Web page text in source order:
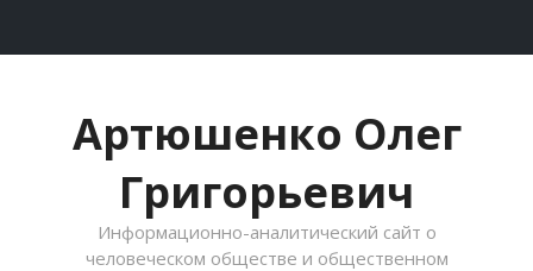
Артюшенко Олег
Григорьевич
Информационно-аналитический сайт о
человеческом обществе и общественном